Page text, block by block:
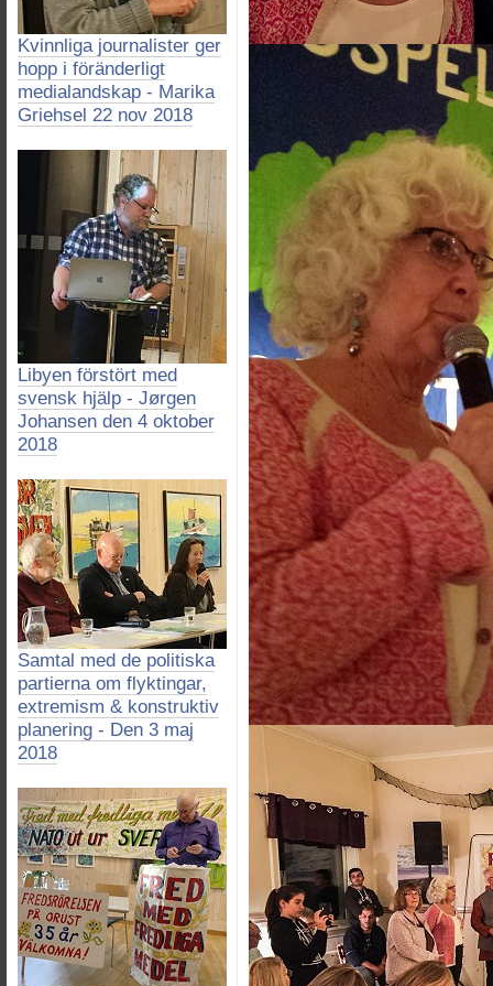
Kvinnliga journalister ger
hopp i föränderligt
medialandskap - Marika
Griehsel 22 nov 2018
Libyen förstört med
svensk hjälp - Jørgen
Johansen den 4 oktober
2018
Samtal med de politiska
partierna om flyktingar,
extremism & konstruktiv
planering - Den 3 maj
2018